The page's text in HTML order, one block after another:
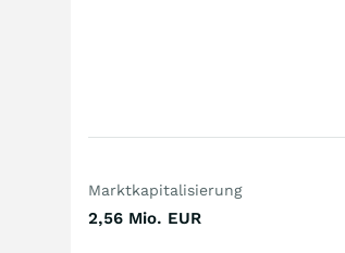
Marktkapitalisierung
2,56 Mio. EUR